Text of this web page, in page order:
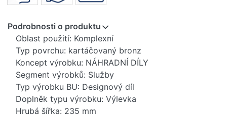
Podrobnosti o produktu
Oblast použití: Komplexní
Typ povrchu: kartáčovaný bronz
Koncept výrobku: NÁHRADNÍ DÍLY
Segment výrobků: Služby
Typ výrobku BU: Designový díl
Doplněk typu výrobku: Výlevka
Hrubá šířka: 235 mm